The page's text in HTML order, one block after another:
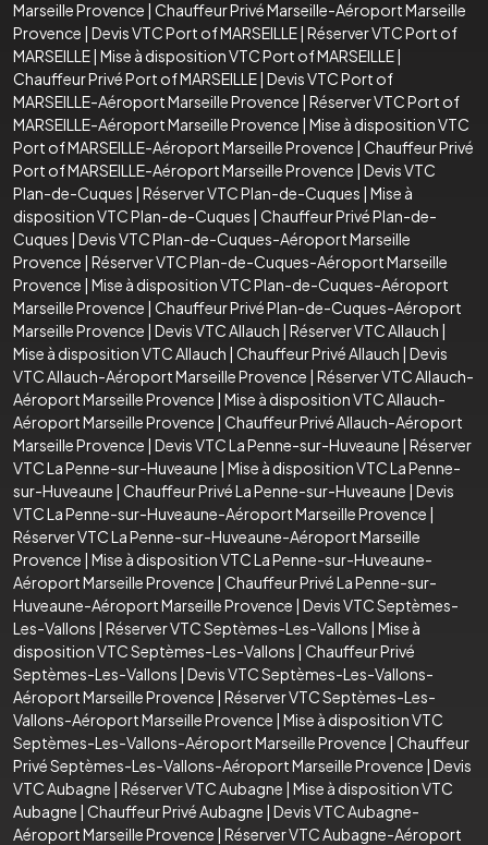
Marseille Provence | Chauffeur Privé Marseille-Aéroport Marseille
Provence | Devis VTC Port of MARSEILLE| Réserver VTC Port of
MARSEILLE| Mise à disposition VTC Port of MARSEILLE|
Chauffeur Privé Port of MARSEILLE| Devis VTC Port of
MARSEILLE-Aéroport Marseille Provence | Réserver VTC Port of
MARSEILLE-Aéroport Marseille Provence | Mise à disposition VTC
Port of MARSEILLE-Aéroport Marseille Provence | Chauffeur Privé
Port of MARSEILLE-Aéroport Marseille Provence | Devis VTC
Plan-de-Cuques | Réserver VTC Plan-de-Cuques | Mise à
disposition VTC Plan-de-Cuques | Chauffeur Privé Plan-de-
Cuques | Devis VTC Plan-de-Cuques-Aéroport Marseille
Provence | Réserver VTC Plan-de-Cuques-Aéroport Marseille
Provence | Mise à disposition VTC Plan-de-Cuques-Aéroport
Marseille Provence | Chauffeur Privé Plan-de-Cuques-Aéroport
Marseille Provence | Devis VTC Allauch | Réserver VTC Allauch |
Mise à disposition VTC Allauch | Chauffeur Privé Allauch | Devis
VTC Allauch-Aéroport Marseille Provence | Réserver VTC Allauch-
Aéroport Marseille Provence | Mise à disposition VTC Allauch-
Aéroport Marseille Provence | Chauffeur Privé Allauch-Aéroport
Marseille Provence | Devis VTC La Penne-sur-Huveaune | Réserver
VTC La Penne-sur-Huveaune | Mise à disposition VTC La Penne-
sur-Huveaune | Chauffeur Privé La Penne-sur-Huveaune | Devis
VTC La Penne-sur-Huveaune-Aéroport Marseille Provence |
Réserver VTC La Penne-sur-Huveaune-Aéroport Marseille
Provence | Mise à disposition VTC La Penne-sur-Huveaune-
Aéroport Marseille Provence | Chauffeur Privé La Penne-sur-
Huveaune-Aéroport Marseille Provence | Devis VTC Septèmes-
Les-Vallons | Réserver VTC Septèmes-Les-Vallons | Mise à
disposition VTC Septèmes-Les-Vallons | Chauffeur Privé
Septèmes-Les-Vallons | Devis VTC Septèmes-Les-Vallons-
Aéroport Marseille Provence | Réserver VTC Septèmes-Les-
Vallons-Aéroport Marseille Provence | Mise à disposition VTC
Septèmes-Les-Vallons-Aéroport Marseille Provence | Chauffeur
Privé Septèmes-Les-Vallons-Aéroport Marseille Provence | Devis
VTC Aubagne | Réserver VTC Aubagne | Mise à disposition VTC
Aubagne | Chauffeur Privé Aubagne | Devis VTC Aubagne-
Aéroport Marseille Provence | Réserver VTC Aubagne-Aéroport